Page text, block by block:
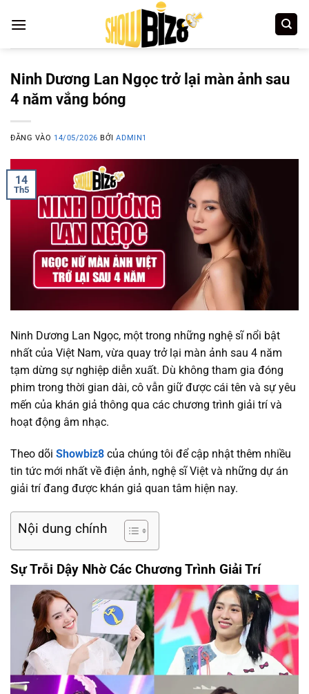
qua
Ninh Dương Lan Ngọc trở lại màn ảnh sau
4 năm vắng bóng
ĐĂNG VÀO 14/05/2026 BỞIADMIN1
14
Th5
Ninh Dương Lan Ngọc, một trong những nghệ sĩ nổi bật
nhất của Việt Nam, vừa quay trở lại màn ảnh sau 4 năm
tạm dừng sự nghiệp diễn xuất. Dù không tham gia đóng
phim trong thời gian dài, cô vẫn giữ được cái tên và sự yêu
mến của khán giả thông qua các chương trình giải trí và
hoạt động âm nhạc.
Theo dõi Showbiz8 của chúng tôi để cập nhật thêm nhiều
tin tức mới nhất về điện ảnh, nghệ sĩ Việt và những dự án
giải trí đang được khán giả quan tâm hiện nay.
Nội dung chính
Sự Trỗi Dậy Nhờ Các Chương Trình Giải Trí